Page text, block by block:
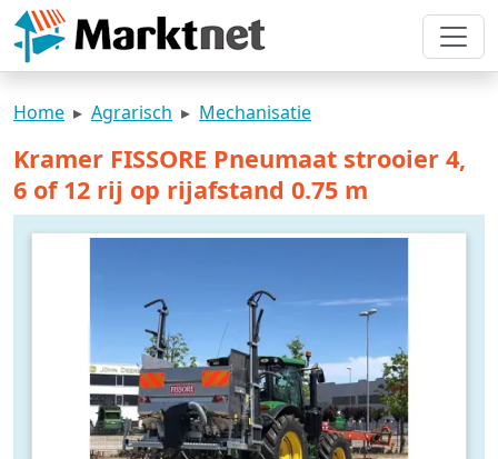
Home Agrarisch Mechanisatie
Kramer FISSORE Pneumaat strooier 4,
6 of 12 rij op rijafstand 0.75 m